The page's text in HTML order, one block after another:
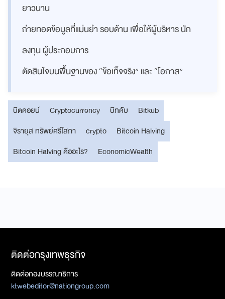
ยาวนาน
ถ่ายทอดข้อมูลที่แม่นยำ รอบด้าน เพื่อให้ผู้บริหาร นัก
ลงทุน ผู้ประกอบการ
ตัดสินใจบนพื้นฐานของ “ข้อเท็จจริง” และ “โอกาส”
บิตคอยน์ Cryptocurrency บิทคับ
Bitkub
จิรายุส ทรัพย์ศรีโสภา
crypto
Bitcoin Halving
Bitcoin Halving คืออะไร?
EconomicWealth
ติดต่อกรุงเทพธุรกิจ
ติดต่อกองบรรณาธิการ
ktwebeditor@nationgroup.com